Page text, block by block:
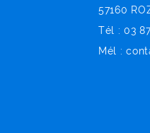
57160
Tél :03
Mél :